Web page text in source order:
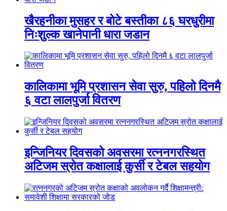
खैरहनीका मुसहर र बोटे बस्तीका ८६ घरधुरीमा
निःशुल्क खानेपानी धारा जडान
कालिकामा भूमि प्रशासन सेवा सुरु, पहिलो दिनमै
६ वटा लालपुर्जा वितरण
इन्जिनियर दिवसको अवसरमा रत्ननगरस्थित
अटिजम स्रोत कक्षालाई कुर्सी र टेबल सहयोग